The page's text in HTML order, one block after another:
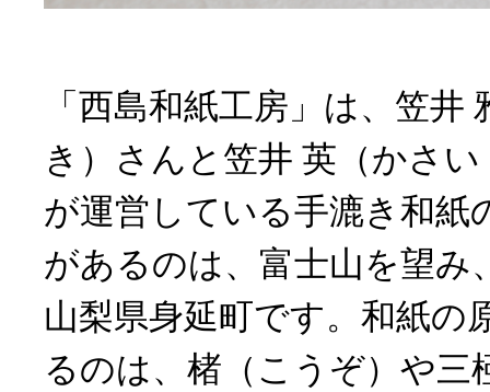
「西島和紙工房」は、笠井
き）さんと笠井 英（かさ
が運営している手漉き和紙
があるのは、富士山を望み
山梨県身延町です。和紙の
るのは、楮（こうぞ）や三